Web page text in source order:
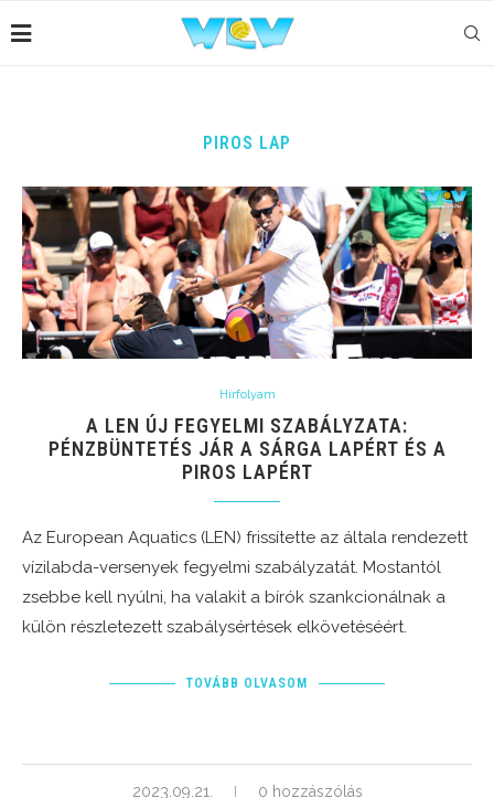
PIROS LAP
Hírfolyam
A LEN ÚJ FEGYELMI SZABÁLYZATA:
PÉNZBÜNTETÉS JÁR A SÁRGA LAPÉRT ÉS A
PIROS LAPÉRT
Az European Aquatics (LEN) frissítette az általa rendezett
vízilabda-versenyek fegyelmi szabályzatát. Mostantól
zsebbe kell nyúlni, ha valakit a bírók szankcionálnak a
külön részletezett szabálysértések elkövetéséért.
TOVÁBB OLVASOM
2023.09.21. 0 hozzászólás